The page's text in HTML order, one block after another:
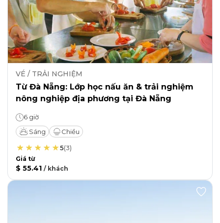
VÉ / TRẢI NGHIỆM
Từ Đà Nẵng: Lớp học nấu ăn & trải nghiệm
nông nghiệp địa phương tại Đà Nẵng
6 giờ
Sáng
Chiều
5(3)
Giá từ
$ 55.41 / khách